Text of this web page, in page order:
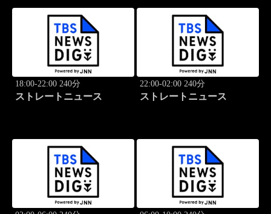
18:00-22:00 240分
ストレートニュース
22:00-02:00 240分
ストレートニュース